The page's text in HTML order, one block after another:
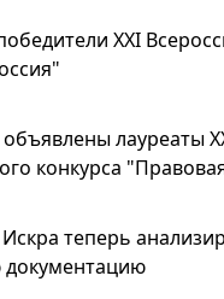
XXI
лауреаты
конкурса
Искра теперь
документацию